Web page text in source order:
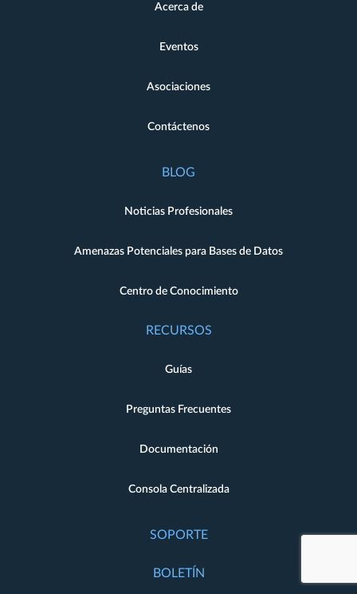
Acerca de
Eventos
Asociaciones
Contáctenos
BLOG
Noticias Profesionales
Amenazas Potenciales para Bases de Datos
Centro de Conocimiento
RECURSOS
Guías
Preguntas Frecuentes
Documentación
Consola Centralizada
SOPORTE
BOLETÍN